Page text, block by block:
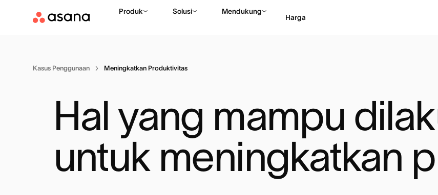
Produk Solusi Mendukung
Harga
Kasus Penggunaan Meningkatkan Produktivitas
Hal yang mampu
untuk meningkatkan